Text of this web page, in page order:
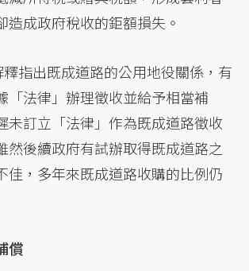
造成政府稅收的鉅額損失。
指出既成道路的公用地役關係，有
「法律」辦理徵收並給予相當補
未訂立「法律」作為既成道路徵收
然後續政府有試辦取得既成道路之
佳，多年來既成道路收購的比例仍
償